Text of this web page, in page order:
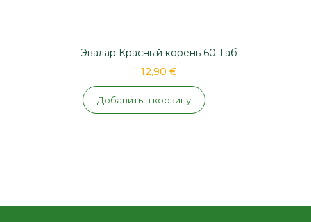
Эвалар Красный корень 60 Таб
12,90 €
Добавить в корзину